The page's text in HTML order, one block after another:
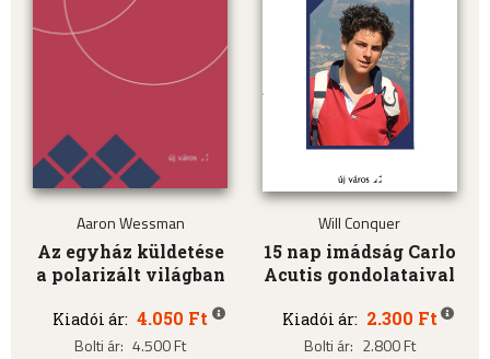
Aaron Wessman
Az egyház küldetése
a polarizált világban
Kiadói ár: 4.050 Ft
Bolti ár: 4.500 Ft
Will Conquer
15 nap imádság Carlo
Acutis gondolataival
Kiadói ár: 2.300 Ft
Bolti ár: 2.800 Ft